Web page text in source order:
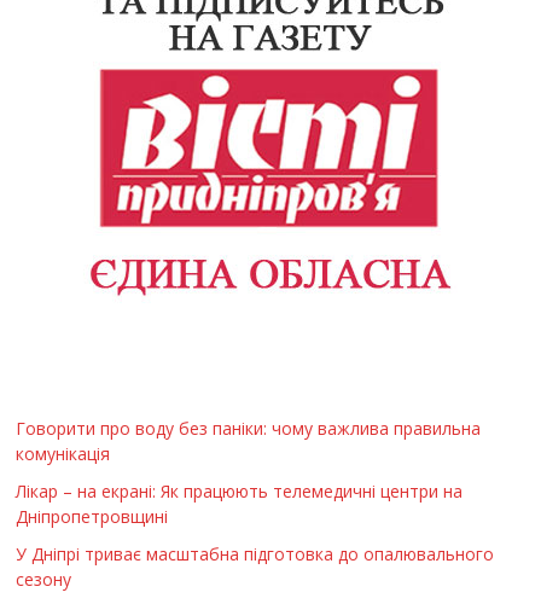
Говорити про воду без паніки: чому важлива правильна
комунікація
Лікар – на екрані: Як працюють телемедичні центри на
Дніпропетровщині
У Дніпрі триває масштабна підготовка до опалювального
сезону